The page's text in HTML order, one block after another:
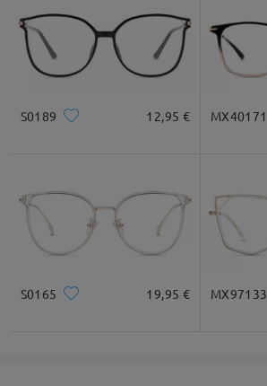
S0189 12,95 € MX40171
S0165 19,95 € MX97133